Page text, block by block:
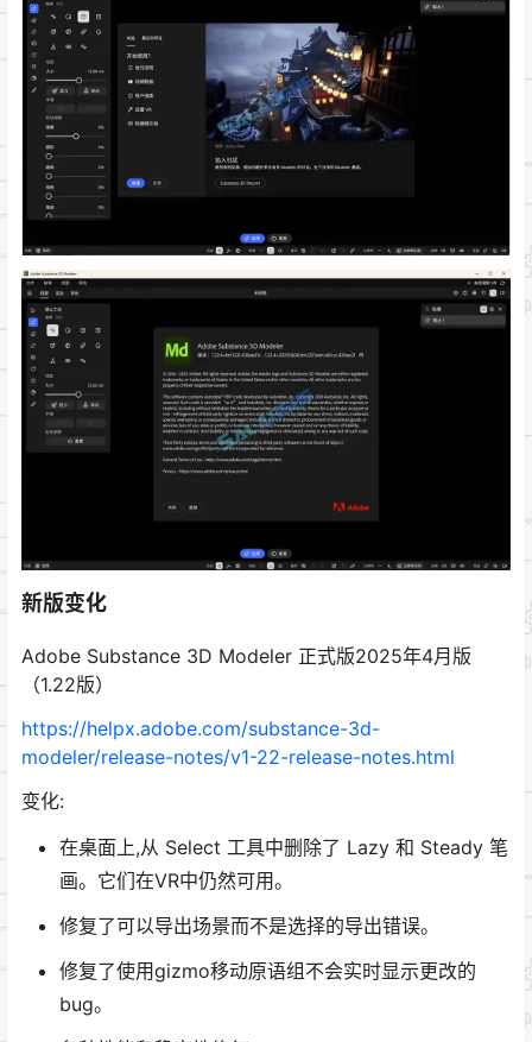
新版变化
Adobe Substance 3D Modeler 正式版2025年4月版
（1.22版）
https://helpx.adobe.com/substance-3d-
modeler/release-notes/v1-22-release-notes.html
变化:
在桌面上,从 Select 工具中删除了 Lazy 和 Steady 笔
画。它们在VR中仍然可用。
修复了可以导出场景而不是选择的导出错误。
修复了使用gizmo移动原语组不会实时显示更改的
bug。